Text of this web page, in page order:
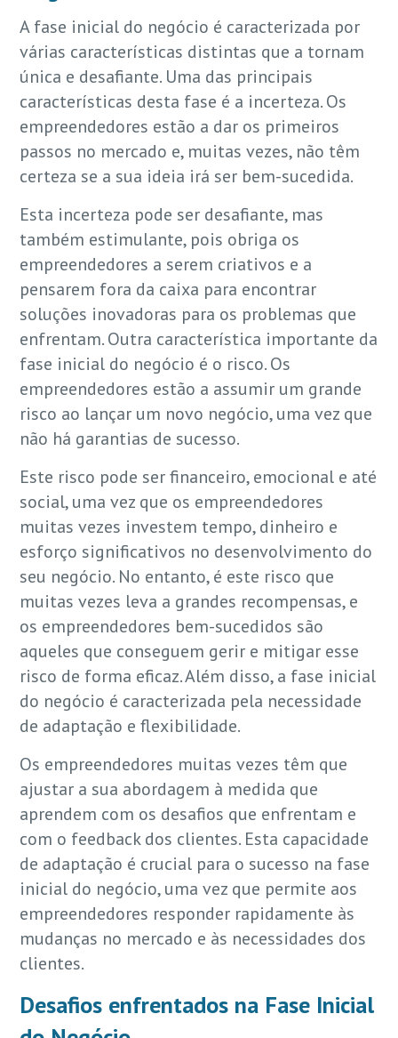
A fase inicial do negócio é caracterizada por
várias características distintas que a tornam
única e desafiante. Uma das principais
características desta fase é a incerteza. Os
empreendedores estão a dar os primeiros
passos no mercado e, muitas vezes, não têm
certeza se a sua ideia irá ser bem-sucedida.
Esta incerteza pode ser desafiante, mas
também estimulante, pois obriga os
empreendedores a serem criativos e a
pensarem fora da caixa para encontrar
soluções inovadoras para os problemas que
enfrentam. Outra característica importante da
fase inicial do negócio é o risco. Os
empreendedores estão a assumir um grande
risco ao lançar um novo negócio, uma vez que
não há garantias de sucesso.
Este risco pode ser financeiro, emocional e até
social, uma vez que os empreendedores
muitas vezes investem tempo, dinheiro e
esforço significativos no desenvolvimento do
seu negócio. No entanto, é este risco que
muitas vezes leva a grandes recompensas, e
os empreendedores bem-sucedidos são
aqueles que conseguem gerir e mitigar esse
risco de forma eficaz. Além disso, a fase inicial
do negócio é caracterizada pela necessidade
de adaptação e flexibilidade.
Os empreendedores muitas vezes têm que
ajustar a sua abordagem à medida que
aprendem com os desafios que enfrentam e
com o feedback dos clientes. Esta capacidade
de adaptação é crucial para o sucesso na fase
inicial do negócio, uma vez que permite aos
empreendedores responder rapidamente às
mudanças no mercado e às necessidades dos
clientes.
Desafios enfrentados na Fase Inicial